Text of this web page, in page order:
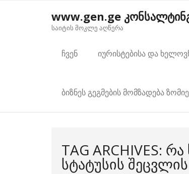
www.gen.ge
საიტის მოკლე აღწერა
ჩვენ იურისტებისა და
ბიზნეს გეგმების მომზადება
TAG ARCHIVES:
ᲡᲢᲐᲢᲣᲡᲘᲡ